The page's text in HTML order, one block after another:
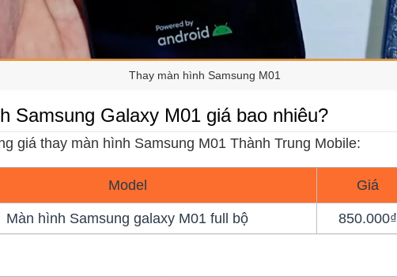
Thay màn hình Samsung M01
Samsung Galaxy M01 giá bao nhiêu?
giá thay màn hình Samsung M01 Thành Trung Mobile:
Model Giá
Màn hình Samsung galaxy M01 full bộ 850.000₫